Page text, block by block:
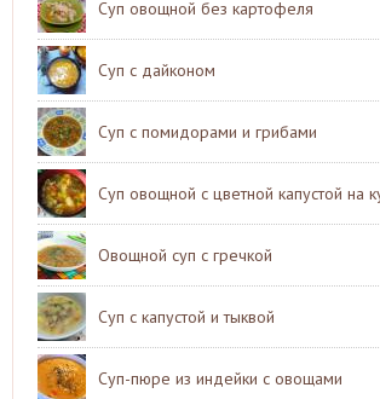
Суп овощной без картофеля
Суп с дайконом
Суп с помидорами и грибами
Суп овощной с цветной капустой на
Овощной суп с гречкой
Суп с капустой и тыквой
Суп-пюре из индейки с овощами